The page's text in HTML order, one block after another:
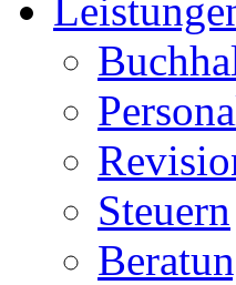
Steuern